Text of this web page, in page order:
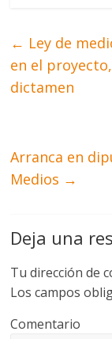
← Ley de
en el
dictamen
Arranca en
Medios →
Deja una
Tu dirección de
Los campos
Comentario